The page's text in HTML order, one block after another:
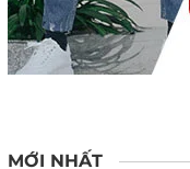
MỚI NHẤT